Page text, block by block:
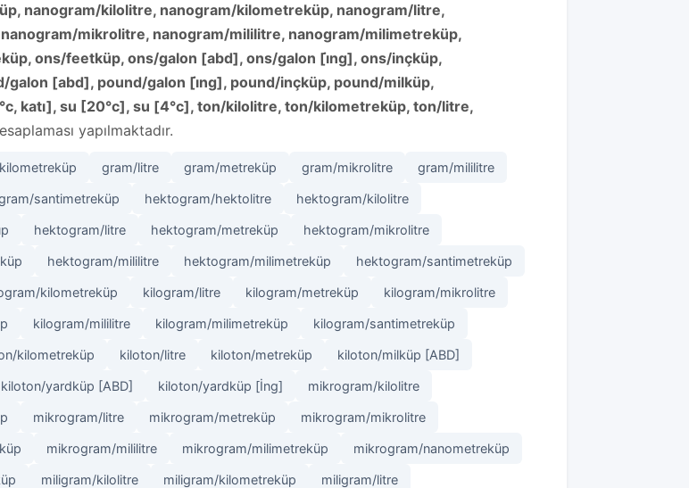
nanogram/kilolitre, nanogram/kilometreküp, nanogram/litre,
mikrolitre, nanogram/mililitre, nanogram/milimetreküp,
ons/feetküp, ons/galon [abd], ons/galon [i̇ng], ons/inçküp,
galon [abd], pound/galon [i̇ng], pound/inçküp, pound/milküp,
katı], su [20°c], su [4°c], ton/kilolitre, ton/kilometreküp, ton/litre,
yapılmaktadır.
gram/litre gram/metreküp gram/mikrolitre gram/mililitre
santimetreküp hektogram/hektolitre hektogram/kilolitre
hektogram/litre hektogram/metreküp hektogram/mikrolitre
hektogram/mililitre hektogram/milimetreküp hektogram/santimetreküp
kilometreküp kilogram/litre kilogram/metreküp kilogram/mikrolitre
kilogram/mililitre kilogram/milimetreküp kilogram/santimetreküp
kilometreküp kiloton/litre kiloton/metreküp kiloton/milküp [ABD]
kiloton/yardküp [ABD] kiloton/yardküp [İng] mikrogram/kilolitre
mikrogram/litre mikrogram/metreküp mikrogram/mikrolitre
mikrogram/mililitre mikrogram/milimetreküp mikrogram/nanometreküp
miligram/kilolitre miligram/kilometreküp miligram/litre